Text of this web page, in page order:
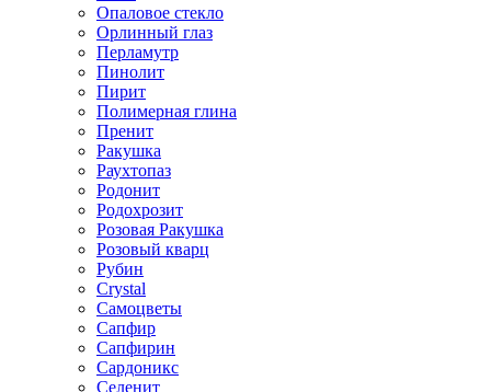
Опаловое стекло
Орлинный глаз
Перламутр
Пинолит
Пирит
Полимерная глина
Пренит
Ракушка
Раухтопаз
Родонит
Родохрозит
Розовая Ракушка
Розовый кварц
Рубин
Сrystal
Самоцветы
Сапфир
Сапфирин
Сардоникс
Селенит